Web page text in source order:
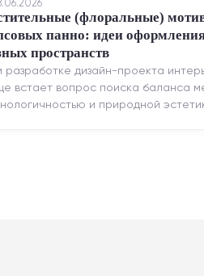
(флоральные)
панно: идеи
пространств
разработке дизайн-проекта
встает вопрос поиска баланса
и природной